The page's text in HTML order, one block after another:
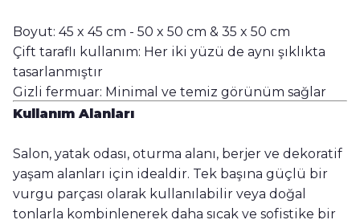
Boyut: 45 x 45 cm - 50 x 50 cm & 35 x 50 cm
Çift taraflı kullanım: Her iki yüzü de aynı şıklıkta
tasarlanmıştır
Gizli fermuar: Minimal ve temiz görünüm sağlar
Kullanım Alanları
Salon, yatak odası, oturma alanı, berjer ve dekoratif
yaşam alanları için idealdir. Tek başına güçlü bir
vurgu parçası olarak kullanılabilir veya doğal
tonlarla kombinlenerek daha sıcak ve sofistike bir